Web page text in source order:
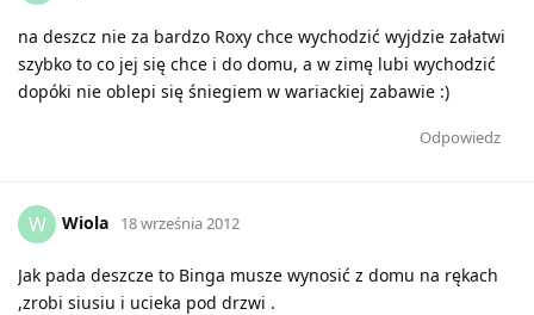
na deszcz nie za bardzo Roxy chce wychodzić wyjdzie załatwi
szybko to co jej się chce i do domu, a w zimę lubi wychodzić
dopóki nie oblepi się śniegiem w wariackiej zabawie :)
Odpowiedz
W Wiola 18 września 2012
Jak pada deszcze to Binga musze wynosić z domu na rękach
,zrobi siusiu i ucieka pod drzwi .